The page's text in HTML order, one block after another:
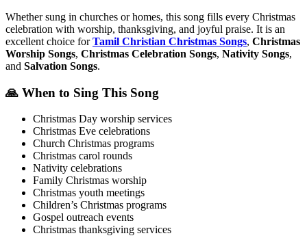
Whether sung in churches or homes, this song fills every Christmas
celebration with worship, thanksgiving, and joyful praise. It is an
excellent choice forTamil Christian Christmas Songs, Christmas
Worship Songs, Christmas Celebration Songs, Nativity Songs,
and Salvation Songs.
🙏 When to Sing This Song
Christmas Day worship services
Christmas Eve celebrations
Church Christmas programs
Christmas carol rounds
Nativity celebrations
Family Christmas worship
Christmas youth meetings
Children’s Christmas programs
Gospel outreach events
Christmas thanksgiving services